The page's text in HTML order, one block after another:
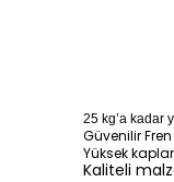
25 kg’a kadar
Güvenilir
Yüksek
Kaliteli